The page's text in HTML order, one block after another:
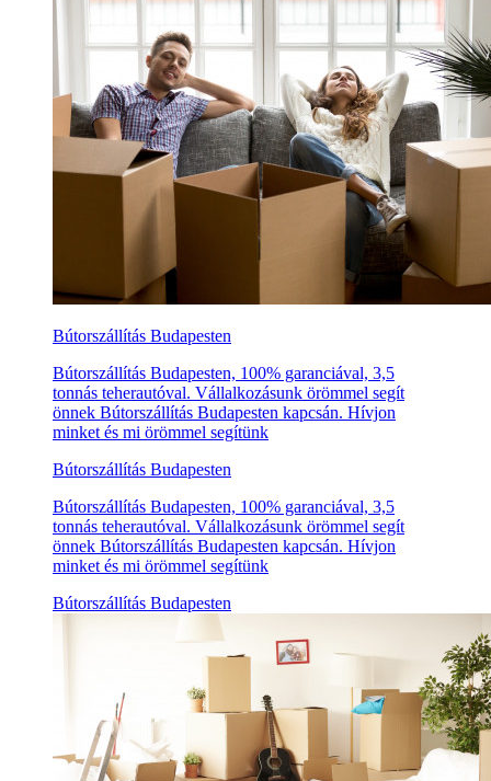
Bútorszállítás Budapesten
Bútorszállítás Budapesten, 100% garanciával, 3,5
tonnás teherautóval. Vállalkozásunk örömmel segít
önnek Bútorszállítás Budapesten kapcsán. Hívjon
minket és mi örömmel segítünk
Bútorszállítás Budapesten
Bútorszállítás Budapesten, 100% garanciával, 3,5
tonnás teherautóval. Vállalkozásunk örömmel segít
önnek Bútorszállítás Budapesten kapcsán. Hívjon
minket és mi örömmel segítünk
Bútorszállítás Budapesten